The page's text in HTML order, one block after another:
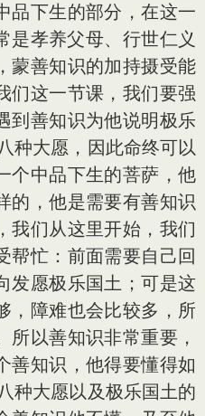
品下生的部分，在这一
是孝养父母、行世仁义
蒙善知识的加持摄受能
们这一节课，我们要强
到善知识为他说明极乐
种大愿，因此命终可以
个中品下生的菩萨，他
的，他是需要有善知识
我们从这里开始，我们
帮忙：前面需要自己回
发愿极乐国土；可是这
，障难也会比较多，所
所以善知识非常重要，
善知识，他得要懂得如
种大愿以及极乐国土的